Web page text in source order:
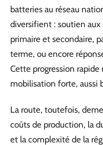
batteries au réseau
diversifient : soutien aux
primaire et secondaire,
terme, ou encore
Cette progression rapide
mobilisation forte, aussi
La route, toutefois,
coûts de production, la
et la complexité de la